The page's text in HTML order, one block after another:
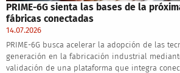
PRIME-6G sienta las bases de la
fábricas conectadas
14.07.2026
PRIME-6G busca acelerar la adopción de las
generación en la fabricación industrial
validación de una plataforma que integra